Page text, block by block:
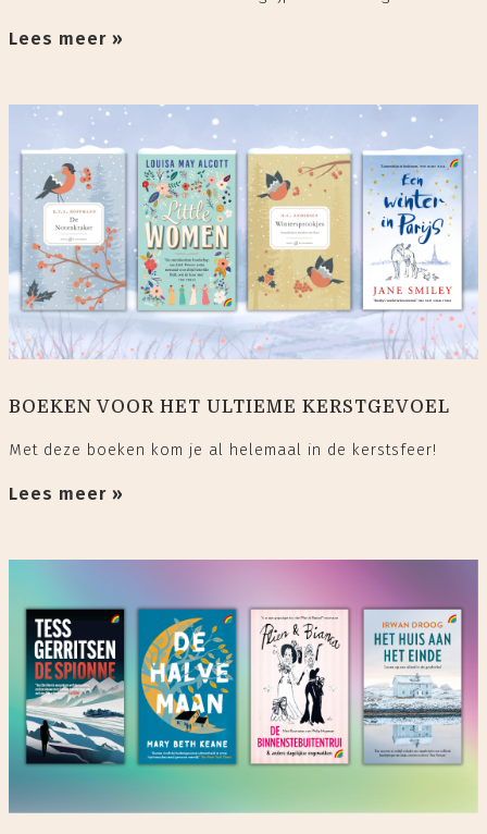
Lees meer »
BOEKEN VOOR HET ULTIEME KERSTGEVOEL
Met deze boeken kom je al helemaal in de kerstsfeer!
Lees meer »